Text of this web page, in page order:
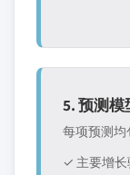
5. 预测
每项预测均
✓ 主要增长